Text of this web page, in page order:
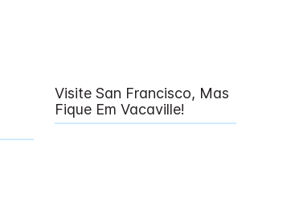
Visite San Francisco, Mas
Fique Em Vacaville!